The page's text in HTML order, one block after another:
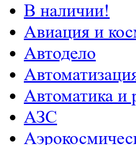
В наличии!
Авиация и
Автодело
Автоматика и
АЗС